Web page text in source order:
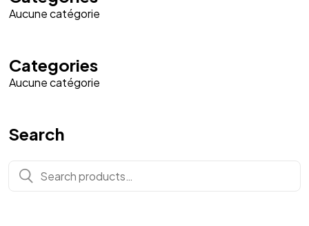
Aucune catégorie
Categories
Aucune catégorie
Search
Search
for: